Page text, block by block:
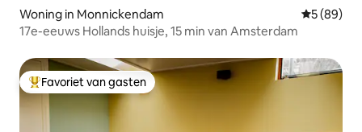
Woning in Monnickendam
5 (89)
17e-eeuws Hollands huisje, 15 min van Amsterdam
Topfavoriet van gasten
Favoriet van gasten